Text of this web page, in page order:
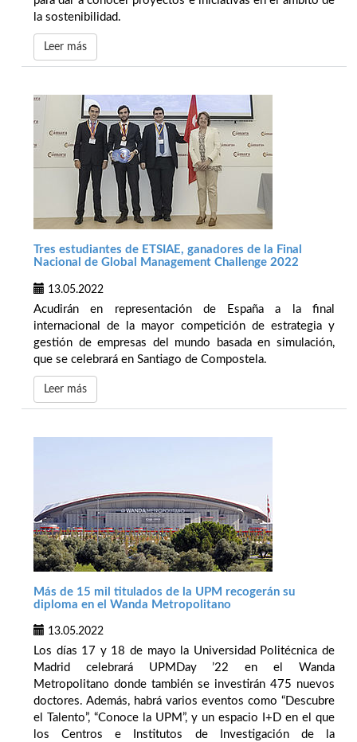
la sostenibilidad.
Leer más
Tres estudiantes de ETSIAE, ganadores de la Final
Nacional de Global Management Challenge 2022
13.05.2022
Acudirán en representación de España a la final
internacional de la mayor competición de estrategia y
gestión de empresas del mundo basada en simulación,
que se celebrará en Santiago de Compostela.
Leer más
Más de 15 mil titulados de la UPM recogerán su
diploma en el Wanda Metropolitano
13.05.2022
Los días 17 y 18 de mayo la Universidad Politécnica de
Madrid celebrará UPMDay ’22 en el Wanda
Metropolitano donde también se investirán 475 nuevos
doctores. Además, habrá varios eventos como “Descubre
el Talento”, “Conoce la UPM”, y un espacio I+D en el que
los Centros e Institutos de Investigación de la